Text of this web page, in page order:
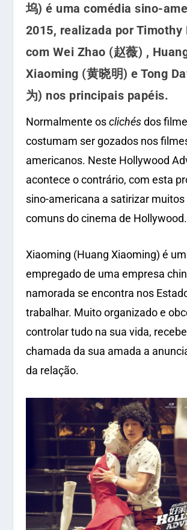
坞) é uma comédia sino-
2015, realizada por Timothy
com Wei Zhao (赵薇) ,
Xiaoming (黄晓明) e Tong
为) nos principais papéis.
Normalmente osclichésdos
costumam ser gozados nos
americanos. Neste Hollywood
acontece o contrário, com esta
sino-americana a satirizar muitos
comuns do cinema de Hollywood.
Xiaoming (Huang Xiaoming) é um
empregado de uma empresa
namorada se encontra nos
trabalhar. Muito organizado e
controlar tudo na sua vida,
chamada da sua amada a
da relação.